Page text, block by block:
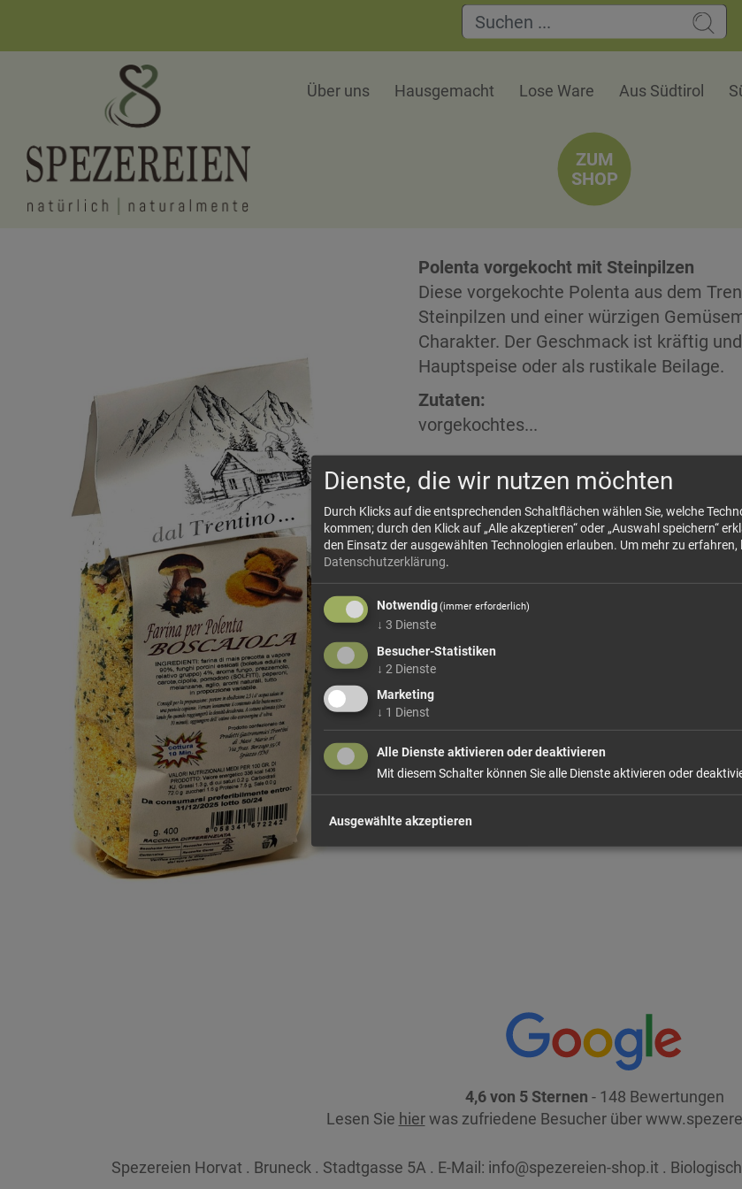
Über uns Hausgemacht Lose Ware Aus Südtirol
ZUM
SHOP
Polenta vorgekocht mit Steinpilzen
Diese vorgekochte Polenta aus dem
Steinpilzen und einer würzigen
Charakter. Der Geschmack ist kräftig
Hauptspeise oder als rustikale Beilage.
Zutaten:
vorgekochtes...
mehr Infos +
Größe: 400 g
4,6 von 5 Sternen - 148 Bewertungen
Lesen Sie hierwas zufriedene Besucher über
Spezereien Horvat . Bruneck . Stadtgasse 5A . E-Mail: info@spezereien-shop.it .
Dienste, die wir nutzen möchten
Durch Klicks auf die entsprechenden Schaltflächen wählen Sie, welche
kommen; durch den Klick auf „Alle akzeptieren“ oder „Auswahl speichern“
den Einsatz der ausgewählten Technologien erlauben. Um mehr zu erfahren,
Datenschutzerklärung.
Notwendig(immer erforderlich)
↓ 3 Dienste
Besucher-Statistiken
↓ 2 Dienste
Marketing
↓ 1 Dienst
Alle Dienste aktivieren oder deaktivieren
Mit diesem Schalter können Sie alle Dienste aktivieren oder
Ausgewählte akzeptieren